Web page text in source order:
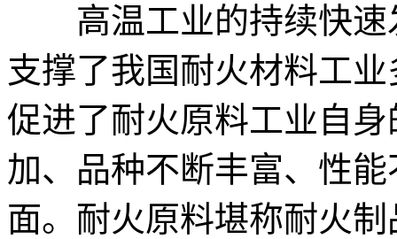
高温工业的持续快速
支撑了我国耐火材料工
促进了耐火原料工业自
加、品种不断丰富、性
面。耐火原料堪称耐火